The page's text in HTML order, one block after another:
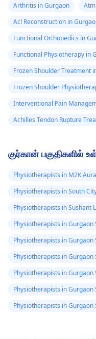
Arthritis in Gurgaon
Acl Reconstruction in
Functional Orthopedics in
Functional Physiotherapy in
Frozen Shoulder Treatment
Frozen Shoulder
Interventional Pain
Achilles Tendon Rupture
குர்கான் பகுதிகளில்
Physiotherapists in M2K Aura
Physiotherapists in South
Physiotherapists in Sushant
Physiotherapists in Gurgaon
Physiotherapists in Gurgaon
Physiotherapists in Gurgaon
Physiotherapists in Gurgaon
Physiotherapists in Gurgaon
Physiotherapists in Gurgaon